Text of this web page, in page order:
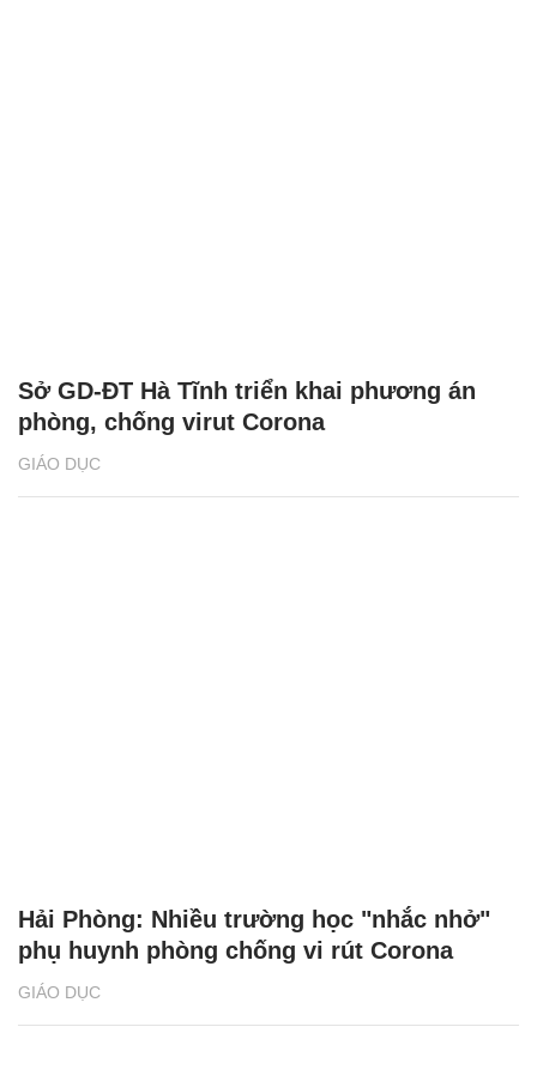
GIÁO DỤC
Sở GD-ĐT Hà Tĩnh triển khai phương án
phòng, chống virut Corona
GIÁO DỤC
Hải Phòng: Nhiều trường học "nhắc nhở"
phụ huynh phòng chống vi rút Corona